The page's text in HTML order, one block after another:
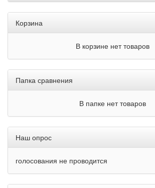
Корзина
В корзине нет товаров
Папка сравнения
В папке нет товаров
Наш опрос
голосования не проводится